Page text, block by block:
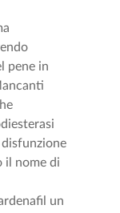
pene in
il nome di
un